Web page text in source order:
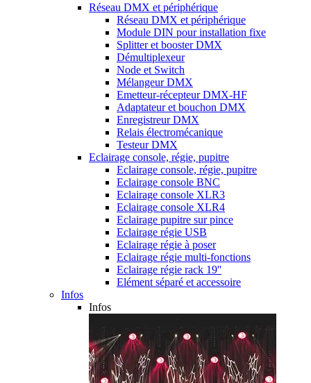
Réseau DMX et périphérique
Réseau DMX et périphérique
Module DIN pour installation fixe
Splitter et booster DMX
Démultiplexeur
Node et Switch
Mélangeur DMX
Emetteur-récepteur DMX-HF
Adaptateur et bouchon DMX
Enregistreur DMX
Relais électromécanique
Testeur DMX
Eclairage console, régie, pupitre
Eclairage console, régie, pupitre
Eclairage console BNC
Eclairage console XLR3
Eclairage console XLR4
Eclairage pupitre sur pince
Eclairage régie USB
Eclairage régie à poser
Eclairage régie multi-fonctions
Eclairage régie rack 19''
Elément séparé et accessoire
Infos
Infos